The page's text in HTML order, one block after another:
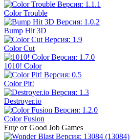
Color Trouble
Bump Hit 3D
Color Cut
1010! Color
Color Pit!
Destroyer.io
Color Fusion
Еще от Good Job Games